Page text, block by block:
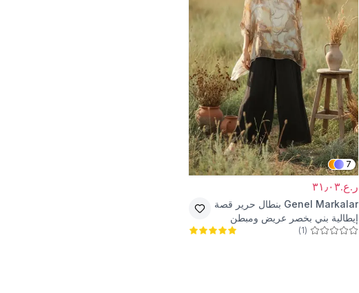
7
ر.ع.٣١٫٠٣
Genel Markalar بنطال حرير قصة
إيطالية بني بخصر عريض ومبطن
(
1
)